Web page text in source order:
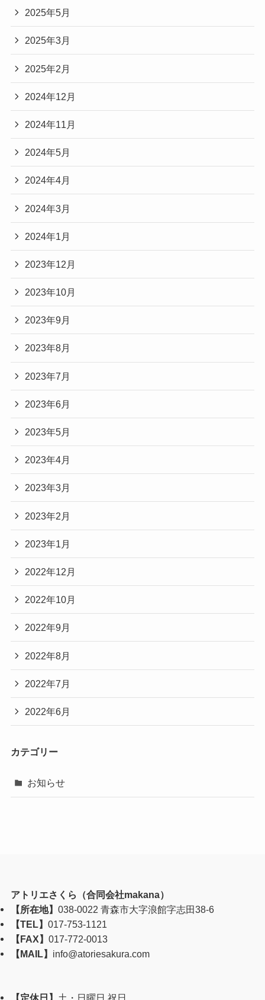
2025年5月
2025年3月
2025年2月
2024年12月
2024年11月
2024年5月
2024年4月
2024年3月
2024年1月
2023年12月
2023年10月
2023年9月
2023年8月
2023年7月
2023年6月
2023年5月
2023年4月
2023年3月
2023年2月
2023年1月
2022年12月
2022年10月
2022年9月
2022年8月
2022年7月
2022年6月
カテゴリー
お知らせ
アトリエさくら（合同会社makana）
【所在地】 038-0022 青森市大字浪館字志田38-6
【TEL】 017-753-1121
【FAX】 017-772-0013
【MAIL】 info@atoriesakura.com
【定休日】 土・日曜日 祝日